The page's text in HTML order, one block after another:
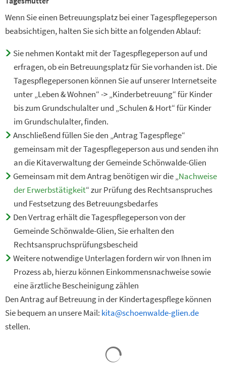
Wenn Sie einen Betreuungsplatz bei einer Tagespflegeperson
beabsichtigen, halten Sie sich bitte an folgenden Ablauf:
Sie nehmen Kontakt mit der Tagespflegeperson auf und
erfragen, ob ein Betreuungsplatz für Sie vorhanden ist. Die
Tagespflegepersonen können Sie auf unserer Internetseite
unter „Leben & Wohnen“ -> „Kinderbetreuung“ für Kinder
bis zum Grundschulalter und „Schulen & Hort“ für Kinder
im Grundschulalter, finden.
Anschließend füllen Sie den „Antrag Tagespflege“
gemeinsam mit der Tagespflegeperson aus und senden ihn
an die Kitaverwaltung der Gemeinde Schönwalde-Glien
Gemeinsam mit dem Antrag benötigen wir die „Nachweise
der Erwerbstätigkeit“ zur Prüfung des Rechtsanspruches
und Festsetzung des Betreuungsbedarfes
Den Vertrag erhält die Tagespflegeperson von der
Gemeinde Schönwalde-Glien, Sie erhalten den
Rechtsanspruchsprüfungsbescheid
Weitere notwendige Unterlagen fordern wir von Ihnen im
Prozess ab, hierzu können Einkommensnachweise sowie
eine ärztliche Bescheinigung zählen
Den Antrag auf Betreuung in der Kindertagespflege können
Sie bequem an unsere Mail: kita@schoenwalde-glien.de
stellen.